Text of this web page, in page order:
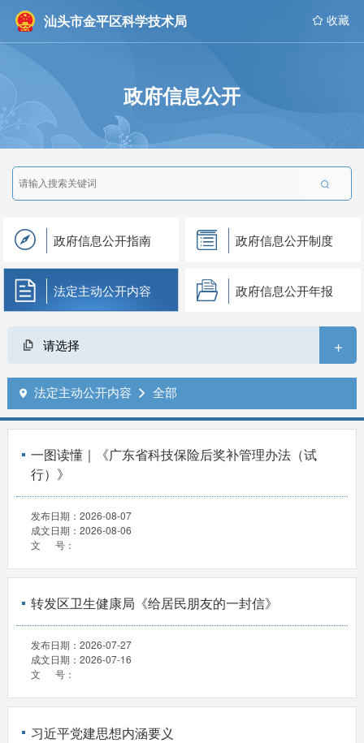
汕头市金平区科学技术局  收藏
政府信息公开

政府信息公开指南 政府信息公开制度
法定主动公开内容 政府信息公开年报
请选择 +
 法定主动公开内容  全部
一图读懂｜《广东省科技保险后奖补管理办法（试
行）》
发布日期： 2026-08-07
成文日期： 2026-08-06
文 号：
转发区卫生健康局《给居民朋友的一封信》
发布日期： 2026-07-27
成文日期： 2026-07-16
文 号：
习近平党建思想内涵要义